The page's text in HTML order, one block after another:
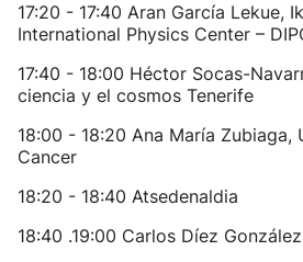
17:20 - 17:40 Aran García Lekue,
International Physics Center –
17:40 - 18:00 Héctor Socas-
ciencia y el cosmos Tenerife
18:00 - 18:20 Ana María Zubiaga,
Cancer
18:20 - 18:40 Atsedenaldia
18:40 .19:00 Carlos Díez